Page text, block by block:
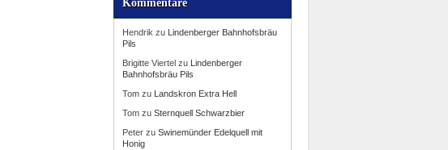
Kommentare
Hendrik zu Lindenberger Bahnhofsbräu
Pils
Brigitte Viertel zu Lindenberger
Bahnhofsbräu Pils
Tom zu Landskron Extra Hell
Tom zuSternquell Schwarzbier
Peter zuSwinemünder Edelquell mit
Honig